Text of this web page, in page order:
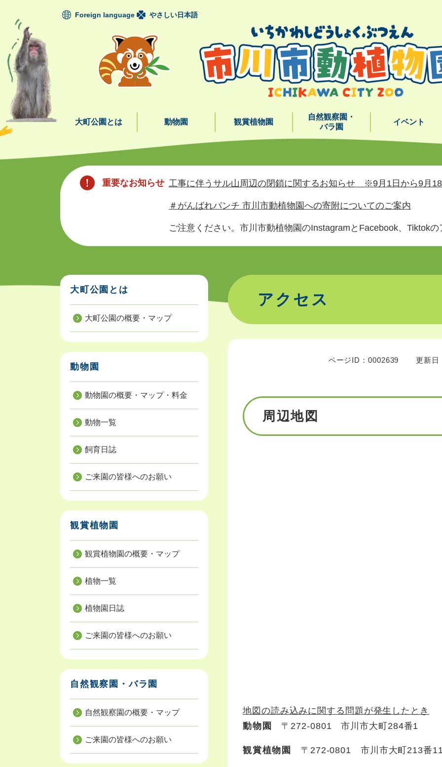
頭
Foreign language
やさしい日本語
大町公園とは 動物園 観賞植物園
自然観察園・
バラ園
イベント
重要なお知らせ 工事に伴うサル山周辺の閉鎖に関するお知らせ ※9月1日から9月
＃がんばれパンチ 市川市動植物園への寄附についてのご案内
ご注意ください。市川市動植物園のInstagramとFacebook、Tiktok
アクセス
ページID：0002639 更新日
周辺地図
地図の読み込みに関する問題が発生したとき
動物園
〒272-0801 市川市大町284番1
観賞植物園 〒272-0801 市川市大町213番
大町公園とは
大町公園の概要・マップ
動物園
動物園の概要・マップ・料金
動物一覧
飼育日誌
ご来園の皆様へのお願い
観賞植物園
観賞植物園の概要・マップ
植物一覧
植物園日誌
ご来園の皆様へのお願い
自然観察園・バラ園
自然観察園の概要・マップ
ご来園の皆様へのお願い